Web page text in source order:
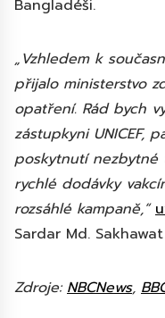
Bangladéši.
„Vzhledem k
přijalo ministerstvo
opatření. Rád bych
zástupkyni UNICEF,
poskytnutí
rychlé dodávky
rozsáhlé kampaně,“
Sardar Md.
Zdroje: NBCNews,